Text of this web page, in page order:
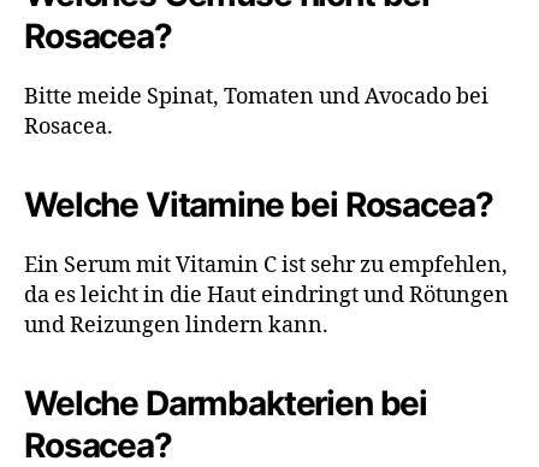
Rosacea?
Bitte meide Spinat, Tomaten und Avocado bei
Rosacea.
Welche Vitamine bei Rosacea?
Ein Serum mit Vitamin C ist sehr zu empfehlen,
da es leicht in die Haut eindringt und Rötungen
und Reizungen lindern kann.
Welche Darmbakterien bei
Rosacea?